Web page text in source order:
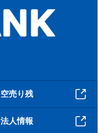
空売り残
法人情報